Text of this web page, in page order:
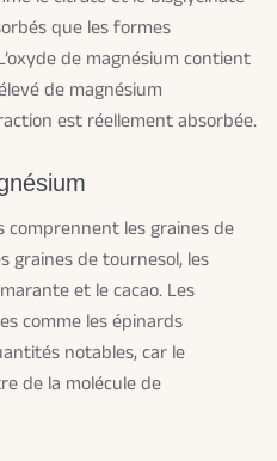
que les formes
de magnésium contient
de magnésium
est réellement absorbée.
comprennent les graines de
graines de tournesol, les
et le cacao. Les
comme les épinards
notables, car le
de la molécule de